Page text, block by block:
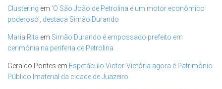
Clustering em ‘O São João de Petrolina é um motor econômico
poderoso’, destaca Simão Durando
Maria Rita em Simão Durando é empossado prefeito em
cerimônia na periferia de Petrolina
Geraldo Pontes em Espetáculo Victor-Victória agora é Patrimônio
Público Imaterial da cidade de Juazeiro